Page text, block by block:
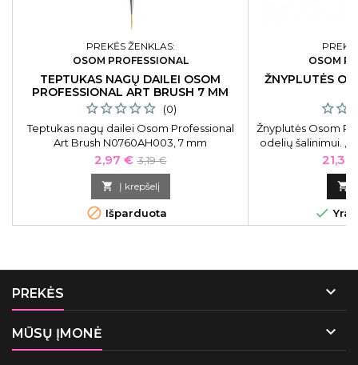
PREKĖS ŽENKLAS:
OSOM PROFESSIONAL
TEPTUKAS NAGŲ DAILEI OSOM
PROFESSIONAL ART BRUSH 7 MM
(0)
Teptukas nagų dailei Osom Professional
Art Brush N0760AH003, 7 mm
Kaina
2,97 € Bazinė
kaina
3,19 €
 Į krepšelį
 Išparduota
OSOM
ŽNYPLUTĖS
Žnyplutės Osom
odelių šalinimui.
puikius
aukščiausios
įrankiai,
naudojančių
Kaina
21,39

 Yra
PREKĖS 
MŪSŲ ĮMONĖ 